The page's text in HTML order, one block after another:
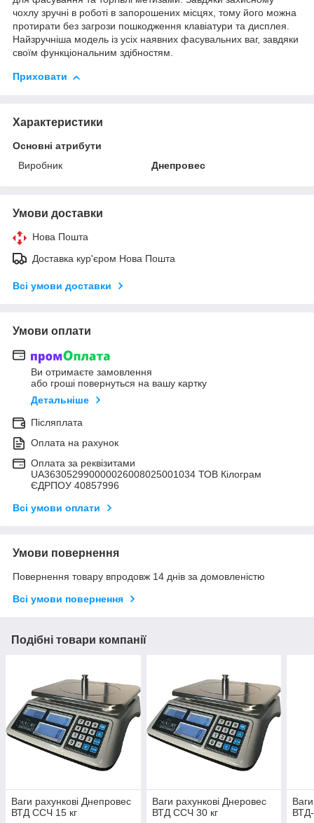
чохлу зручні в роботі в запорошених місцях, тому його можна
протирати без загрози пошкодження клавіатури та дисплея.
Найзручніша модель із усіх наявних фасувальних ваг, завдяки
своїм функціональним здібностям.
Приховати
Характеристики
Основні атрибути
Виробник
Днепровес
Умови доставки
Нова Пошта
Доставка кур'єром Нова Пошта
Всі умови доставки
Умови оплати
Ви отримаєте замовлення
або гроші повернуться на вашу картку
Детальніше
Післяплата
Оплата на рахунок
Оплата за реквізитами
UA363052990000026008025001034 ТОВ Кілограм
ЄДРПОУ 40857996
Всі умови оплати
Умови повернення
Повернення товару впродовж 14 днів за домовленістю
Всі умови повернення
Подібні товари компанії
Ваги рахункові Днепровес
ВТД ССЧ 15 кг
Ваги рахункові Днеровес
ВТД ССЧ 30 кг